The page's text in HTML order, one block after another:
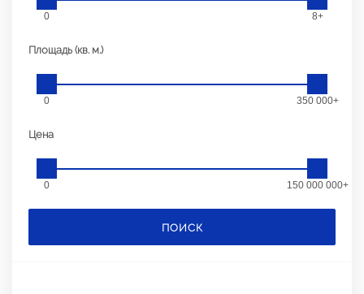
0 8+
Площадь (кв. м.)
0 350 000+
Цена
0 150 000 000+
ПОИСК